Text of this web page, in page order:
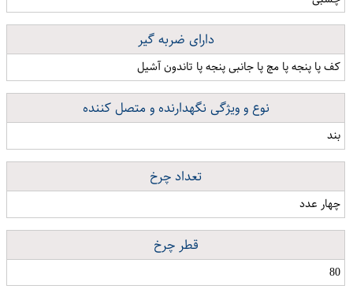
دارای ضربه گیر
کف پا پنجه پا مچ پا جانبی پنجه پا تاندون آشیل
نوع و ویژگی نگهدارنده و متصل کننده
بند
تعداد چرخ
چهار عدد
قطر چرخ
80